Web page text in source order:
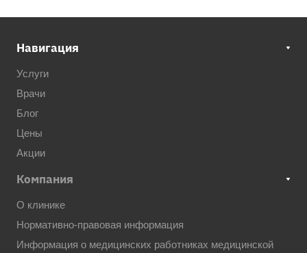
Навигация
Услуги
Врачи
Блог
Цены
Акции
Компания
О клинике
Нормативно-правовая информация
Информация о медицинских работниках медицинской